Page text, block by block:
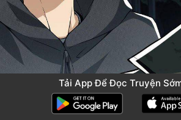
Tải App Để Đọc Truyện